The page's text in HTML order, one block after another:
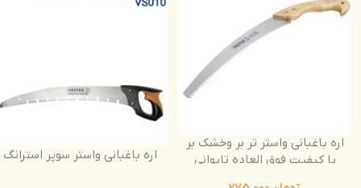
اره باغبانی واستر تر بر وخشک بر
با کیفیت فوق العاده تایوانی
اره باغبانی واستر سوپر استرانگ